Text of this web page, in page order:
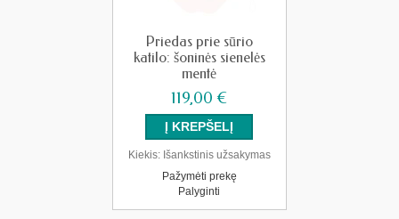
Priedas prie sūrio
katilo: šoninės sienelės
mentė
119,00 €
Kiekis: Išankstinis užsakymas
Pažymėti prekę
Palyginti